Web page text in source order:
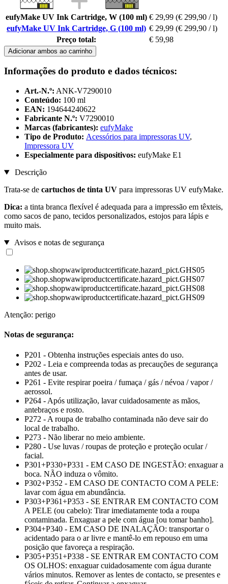
eufyMake UV Ink Cartridge, W (100 ml) € 29,99 (€ 299,90 / l)
eufyMake UV Ink Cartridge, G (100 ml) € 29,99 (€ 299,90 / l)
Preço total:
€ 59,98
Adicionar ambos ao carrinho
Informações do produto e dados técnicos:
Art.-N.º: ANK-V7290010
Conteúdo: 100 ml
EAN: 194644240622
Fabricante N.º: V7290010
Marcas (fabricantes): eufyMake
Tipo de Produto: Acessórios para impressoras UV,
Impressora UV
Especialmente para dispositivos: eufyMake E1
Descrição
Trata-se de cartuchos de tinta UV para impressoras UV eufyMake.
Dica: a tinta branca flexível é adequada para a impressão em têxteis,
como sacos de pano, tecidos personalizados, estojos para lápis e
muito mais.
Avisos e notas de segurança
Atenção: perigo
Notas de segurança:
P201 - Obtenha instruções especiais antes do uso.
P202 - Leia e compreenda todas as precauções de segurança
antes de usar.
P261 - Evite respirar poeira / fumaça / gás / névoa / vapor /
aerossol.
P264 - Após utilização, lavar cuidadosamente as mãos,
antebraços e rosto.
P272 - A roupa de trabalho contaminada não deve sair do
local de trabalho.
P273 - Não liberar no meio ambiente.
P280 - Use luvas / roupas de proteção e proteção ocular /
facial.
P301+P330+P331 - EM CASO DE INGESTÃO: enxaguar a
boca. NÃO induza o vômito.
P302+P352 - EM CASO DE CONTACTO COM A PELE:
lavar com água em abundância.
P303+P361+P353 - SE ENTRAR EM CONTACTO COM
A PELE (ou cabelo): Tirar imediatamente toda a roupa
contaminada. Enxaguar a pele com água [ou tomar banho].
P304+P340 - EM CASO DE INALAÇÃO: transportar o
acidentado para o ar livre e mantê-lo em repouso em uma
posição que favoreça a respiração.
P305+P351+P338 - SE ENTRAR EM CONTACTO COM
OS OLHOS: enxaguar cuidadosamente com água durante
vários minutos. Remover as lentes de contacto, se presentes e